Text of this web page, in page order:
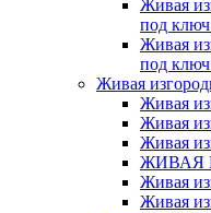
Живая
под
Живая
под
Живая
Живая
Живая
Живая
ЖИВАЯ
Живая
Живая